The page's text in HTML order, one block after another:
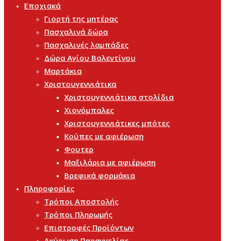
Εποχιακά
Γιορτή της μητέρας
Πασχαλινά δώρα
Πασχαλινές λαμπάδες
Δώρα Αγίου Βαλεντίνου
Μαρτάκια
Χριστουγεννιάτικα
Χριστουγεννιάτικα στολίδια
Χιονόμπαλες
Χριστουγεννιάτικες μπότες
Κούπες με αφιέρωση
Φουτερ
Μαξιλάρια με αφιέρωση
Βρεφικά φορμάκια
Πληροφορίες
Τρόποι Αποστολής
Τρόποι Πληρωμής
Επιστροφές Προϊόντων